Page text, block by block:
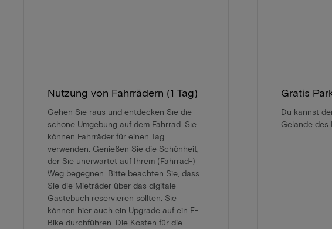
Nutzung von Fahrrädern (1 Tag)
Gehen Sie raus und entdecken Sie die
schöne Umgebung auf dem Fahrrad. Sie
können Fahrräder für einen Tag
verwenden. Genießen Sie die Schönheit,
der Sie unerwartet auf Ihrem (Fahrrad-)
Weg begegnen. Bitte beachten Sie, dass
Sie die Mieträder über das digitale
Gästebuch reservieren sollten. Sie
können hier auch ein Upgrade auf ein E-
Bike durchführen. Die Kosten für die
Gratis
Du kannst
Gelände des